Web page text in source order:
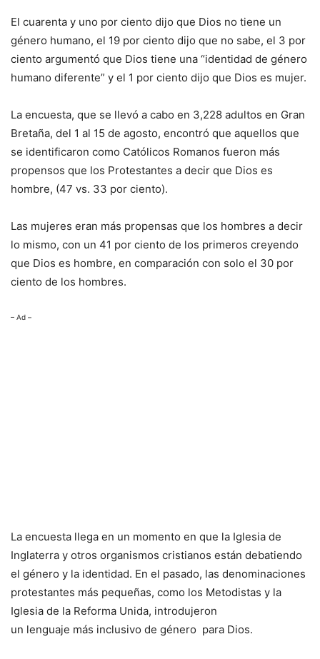
El cuarenta y uno por ciento dijo que Dios no tiene un
género humano, el 19 por ciento dijo que no sabe, el 3 por
ciento argumentó que Dios tiene una “identidad de género
humano diferente” y el 1 por ciento dijo que Dios es mujer.
La encuesta, que se llevó a cabo en 3,228 adultos en Gran
Bretaña, del 1 al 15 de agosto, encontró que aquellos que
se identificaron como Católicos Romanos fueron más
propensos que los Protestantes a decir que Dios es
hombre, (47 vs. 33 por ciento).
Las mujeres eran más propensas que los hombres a decir
lo mismo, con un 41 por ciento de los primeros creyendo
que Dios es hombre, en comparación con solo el 30 por
ciento de los hombres.
– Ad –
La encuesta llega en un momento en que la Iglesia de
Inglaterra y otros organismos cristianos están debatiendo
el género y la identidad. En el pasado, las denominaciones
protestantes más pequeñas, como los Metodistas y la
Iglesia de la Reforma Unida, introdujeron
un lenguaje más inclusivo de género para Dios.